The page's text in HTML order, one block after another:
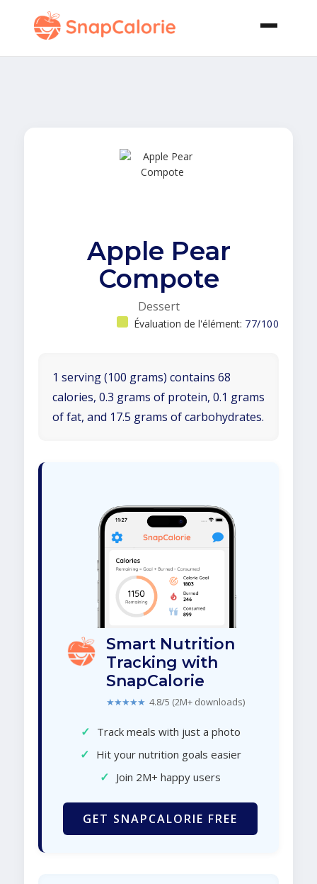
Apple Pear
Compote
Dessert
Évaluation de l'élément: 77/100
1 serving (100 grams) contains 68
calories, 0.3 grams of protein, 0.1 grams
of fat, and 17.5 grams of carbohydrates.
Smart Nutrition
Tracking with
SnapCalorie
★★★★★ 4.8/5 (2M+ downloads)
✓ Track meals with just a photo
✓ Hit your nutrition goals easier
✓ Join 2M+ happy users
GET SNAPCALORIE FREE